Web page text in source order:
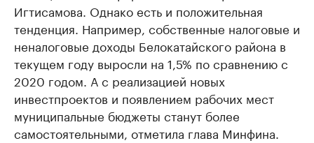
Игтисамова. Однако есть и положительная
тенденция. Например, собственные налоговые и
неналоговые доходы Белокатайского района в
текущем году выросли на 1,5% по сравнению с
2020 годом. А с реализацией новых
инвестпроектов и появлением рабочих мест
муниципальные бюджеты станут более
самостоятельными, отметила глава Минфина.